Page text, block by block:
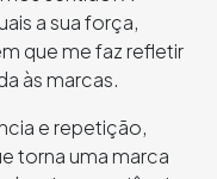
a sua força,
que me faz refletir
às marcas.
e repetição,
torna uma marca